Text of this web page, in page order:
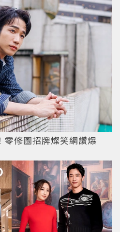
零修圖招牌燦笑網讚爆